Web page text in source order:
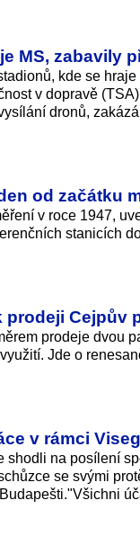
MS, zabavily
kde se
v dopravě
dronů,
od začátku
v roce 1947,
stanicích
Cejpův
prodeje dvou
Jde o
v rámci
na posílení
se svými